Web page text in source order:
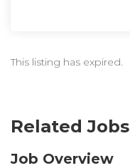
This listing has expired.
Related Jobs
Job Overview